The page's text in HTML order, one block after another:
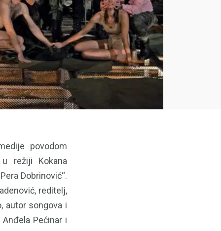
povodom
u režiji Kokana
Dobrinović“.
reditelj,
autor songova i
Pećinar i